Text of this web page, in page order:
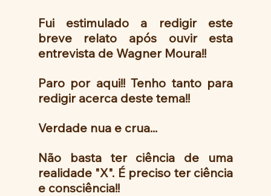
Fui estimulado a redigir este
breve relato após ouvir esta
entrevista de Wagner Moura!!
Paro por aqui!! Tenho tanto para
redigir acerca deste tema!!
Verdade nua e crua...
Não basta ter ciência de uma
realidade "X". É preciso ter ciência
e consciência!!